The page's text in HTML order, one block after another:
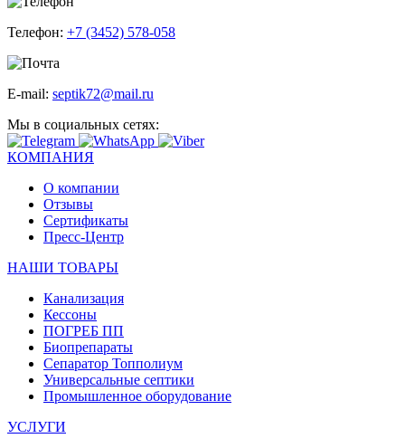
Телефон: +7 (3452) 578-058
E-mail: septik72@mail.ru
Мы в социальных сетях:
КОМПАНИЯ
О компании
Отзывы
Сертификаты
Пресс-Центр
НАШИ ТОВАРЫ
Канализация
Кессоны
ПОГРЕБ ПП
Биопрепараты
Сепаратор Топполиум
Универсальные септики
Промышленное оборудование
УСЛУГИ